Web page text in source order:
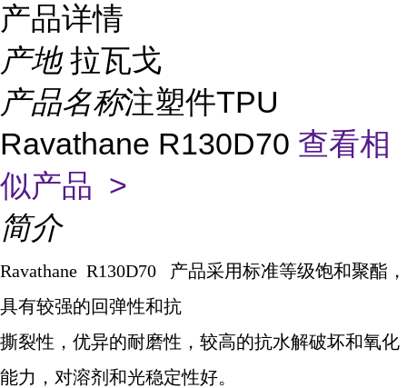
产品详情
产地 拉瓦戈
产品名称注塑件TPU
Ravathane R130D70 查看相
似产品 >
简介
Ravathane R130D70 产品采用标准等级饱和聚酯，
具有较强的回弹性和抗
撕裂性，优异的耐磨性，较高的抗水解破坏和氧化
能力，对溶剂和光稳定性好。